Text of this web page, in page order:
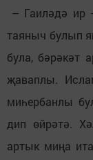
– Гаиләдә ир
таяныч булып
була, бәрәкәт
җаваплы.
миһербанлы
дип өйрәтә.
артык миңа